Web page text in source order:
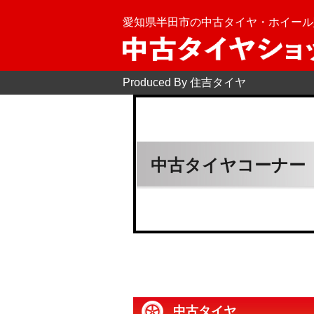
愛知県半田市の中古タイヤ・ホイー
Produced By 住吉タイヤ
中古タイヤコーナー
中古タイヤ